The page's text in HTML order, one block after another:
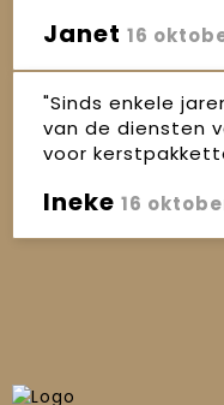
Janet 16
"Sinds enkele
van de diensten
voor
Ineke 16